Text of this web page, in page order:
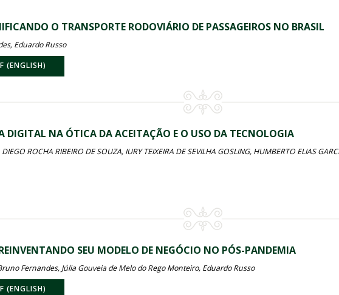
O TRANSPORTE RODOVIÁRIO DE PASSAGEIROS NO BRASIL
Eduardo Russo
(ENGLISH)
DIGITAL NA ÓTICA DA ACEITAÇÃO E O USO DA TECNOLOGIA
ROCHA RIBEIRO DE SOUZA, IURY TEIXEIRA DE SEVILHA GOSLING, HUMBERTO ELIAS
SEU MODELO DE NEGÓCIO NO PÓS-PANDEMIA
Fernandes, Júlia Gouveia de Melo do Rego Monteiro, Eduardo Russo
(ENGLISH)